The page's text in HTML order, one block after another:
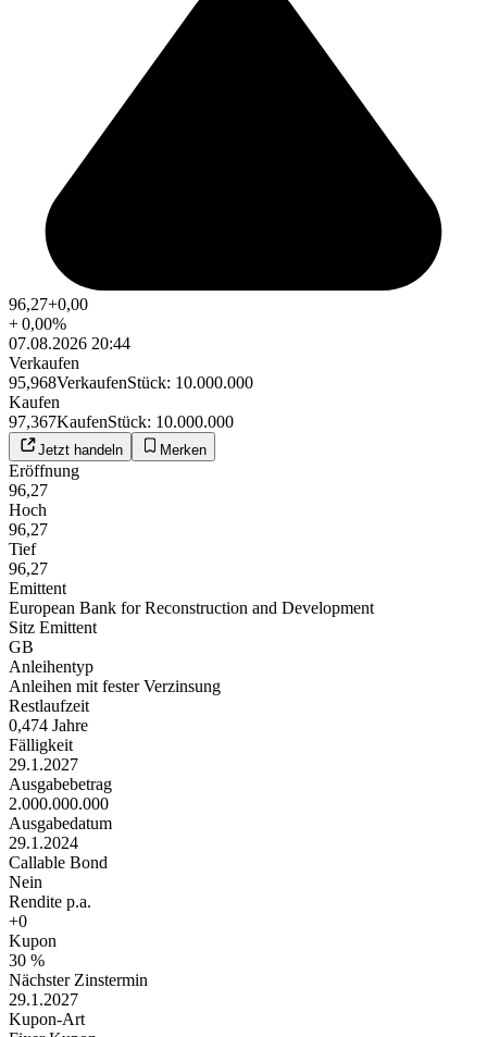
96,27+0,00
+0,00%
07.08.2026 20:44
Verkaufen
95,968VerkaufenStück: 10.000.000
Kaufen
97,367KaufenStück: 10.000.000
Jetzt handeln Merken
Eröffnung
96,27
Hoch
96,27
Tief
96,27
Emittent
European Bank for Reconstruction and Development
Sitz Emittent
GB
Anleihentyp
Anleihen mit fester Verzinsung
Restlaufzeit
0,474 Jahre
Fälligkeit
29.1.2027
Ausgabebetrag
2.000.000.000
Ausgabedatum
29.1.2024
Callable Bond
Nein
Rendite p.a.
+0
Kupon
30 %
Nächster Zinstermin
29.1.2027
Kupon-Art